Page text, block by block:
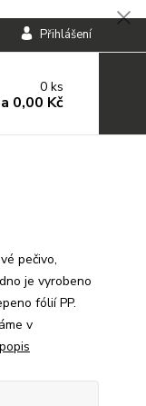
Přihlášení
0ks
0,00 Kč
pečivo,
je vyrobeno
fólií PP.
v